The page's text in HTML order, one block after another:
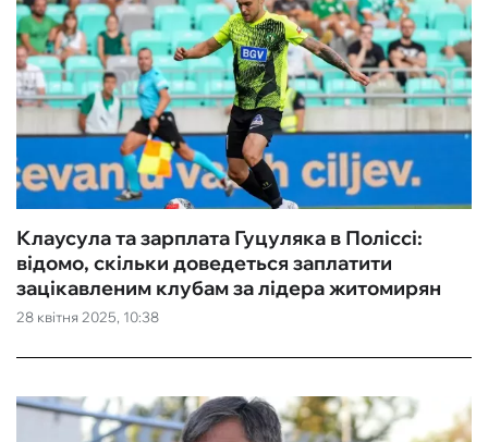
28 квітня 2025, 10:38
Клаусула та зарплата Гуцуляка в Поліссі:
відомо, скільки доведеться заплатити
зацікавленим клубам за лідера житомирян